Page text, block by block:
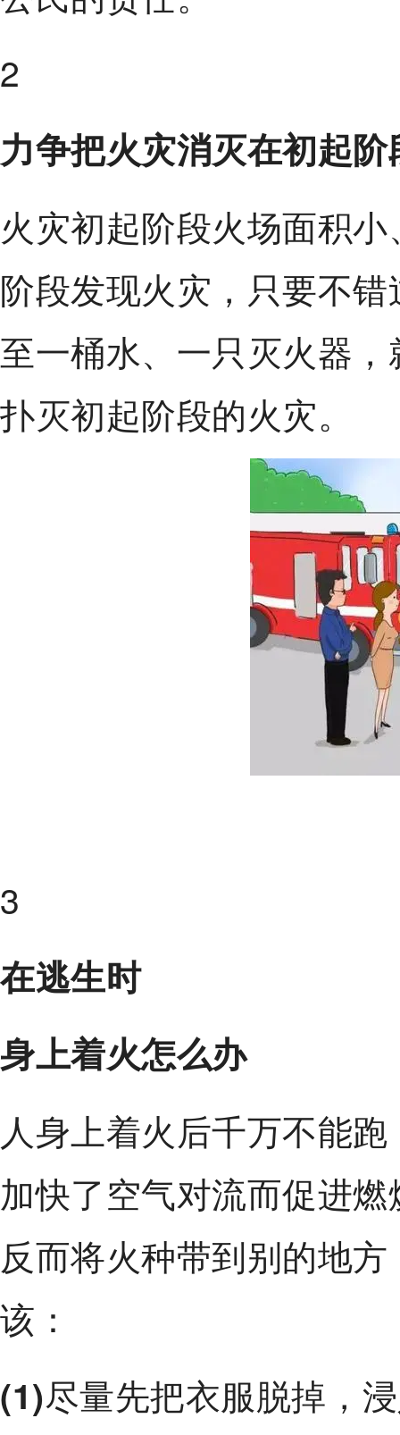
2
力争把火灾消灭在初起阶
火灾初起阶段火场面积
阶段发现火灾，只要不
至一桶水、一只灭火器
扑灭初起阶段的火灾。
3
在逃生时
身上着火怎么办
人身上着火后千万不能
加快了空气对流而促进
反而将火种带到别的地
该：
(1)尽量先把衣服脱掉，